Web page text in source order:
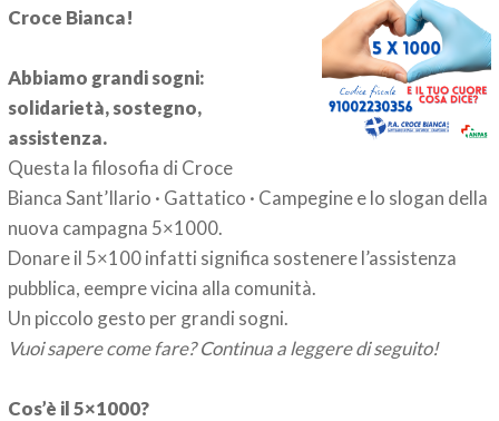
Croce Bianca!
Abbiamo grandi sogni:
solidarietà, sostegno,
assistenza.
Questa la filosofia di Croce
Bianca Sant’Ilario · Gattatico · Campegine e lo slogan della
nuova campagna 5×1000.
Donare il 5×100 infatti significa sostenere l’assistenza
pubblica, eempre vicina alla comunità.
Un piccolo gesto per grandi sogni.
Vuoi sapere come fare? Continua a leggere di seguito!
Cos’è il 5×1000?